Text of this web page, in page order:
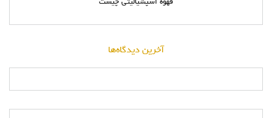
قهوه اسپشیالیتی چیست
آخرین دیدگاه‌ها